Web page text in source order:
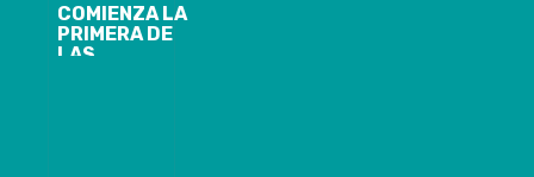
COMIENZA LA
PRIMERA DE
LAS